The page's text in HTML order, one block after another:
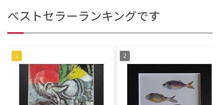
ベストセラーランキングです